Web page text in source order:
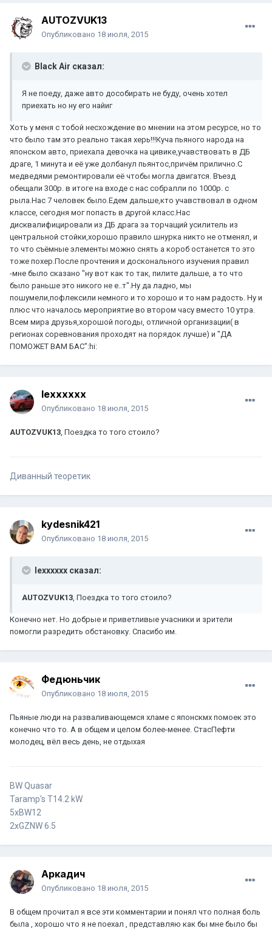
AUTOZVUK13
Опубликовано 18 июля, 2015
Black Air сказал:
Я не поеду, даже авто дособирать не буду, очень хотел
приехать но ну его найиг
Хоть у меня с тобой несхождение во мнении на этом ресурсе, но то
что было там это реально такая херь!!!Куча пьяного народа на
японском авто, приехала девочка на цивике,учавствовать в ДБ
драге, 1 минута и её уже долбанул пьянтос,причём прилично.С
медведями ремонтировали её чтобы могла двигатся. Въезд
обещали 300р. в итоге на входе с нас собралли по 1000р. с
рыла.Нас 7 человек было.Едем дальше,кто учавствовал в одном
классе, сегодня мог попасть в другой класс.Нас
дисквалифицировали из ДБ драга за торчащий усилитель из
центральной стойки,хорошо правило шнурка никто не отменял, и
то что съёмные элементы можно снять а короб останется то это
тоже похер.После прочтения и досконального изучения правил
-мне было сказано "ну вот как то так, пилите дальше, а то что
было раньше это никого не е..т".Ну да ладно, мы
пошумели,пофлексили немного и то хорошо и то нам радость. Ну и
плюс что началось мероприятие во втором часу вместо 10 утра.
Всем мира друзья,хорошой погоды, отличной организации( в
регионах соревнования проходят на порядок лучше) и "ДА
ПОМОЖЕТ ВАМ БАС":hi:
lexxxxxx
Опубликовано 18 июля, 2015
AUTOZVUK13, Поездка то того стоило?
Диванный теоретик
kydesnik421
Опубликовано 18 июля, 2015
lexxxxxx сказал:
AUTOZVUK13, Поездка то того стоило?
Конечно нет. Но добрые и приветливые учасники и зрители
помогли разредить обстановку. Спасибо им.
Федюньчик
Опубликовано 18 июля, 2015
Пьяные люди на разваливающемся хламе с японскмх помоек это
конечно что то. А в общем и целом более-менее. СтасПефти
молодец, вёл весь день, не отдыхая
BW Quasar
Taramp's T14.2 kW
5xBW12
2xGZNW 6.5
Аркадич
Опубликовано 18 июля, 2015
В общем прочитал я все эти комментарии и понял что полная боль
была , хорошо что я не поехал , представляю как бы мне было бы